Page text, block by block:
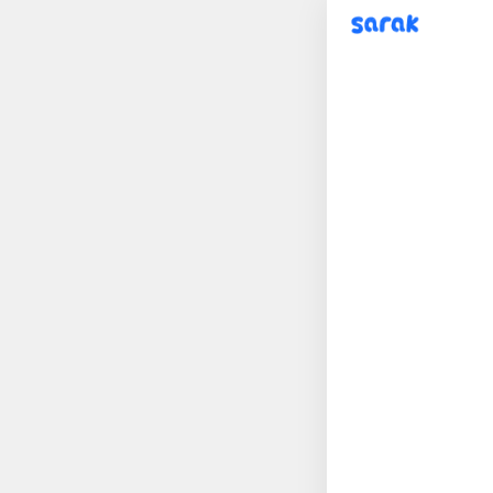
sarak